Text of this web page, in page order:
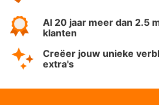
Al 20 jaar meer dan 2.5
klanten
Creëer jouw unieke
extra's